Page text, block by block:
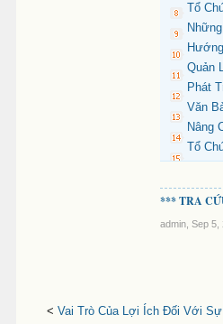
Tổ
Quản
Phát
Văn
Nâng
Tổ
*** TRA
admin Sep 5,
< Vai Trò Của Lợi Ích Đối Với Sự